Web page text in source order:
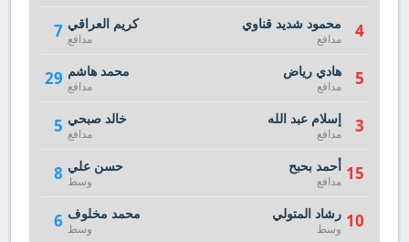
7 كريم العراقي
مدافع
29 محمد هاشم
مدافع
5 خالد صبحي
مدافع
8 حسن علي
وسط
6 محمد مخلوف
وسط
4 محمود شديد قناوي
مدافع
5 هادي رياض
مدافع
3 إسلام عبد الله
مدافع
15 أحمد بحبح
مدافع
10 رشاد المتولي
وسط